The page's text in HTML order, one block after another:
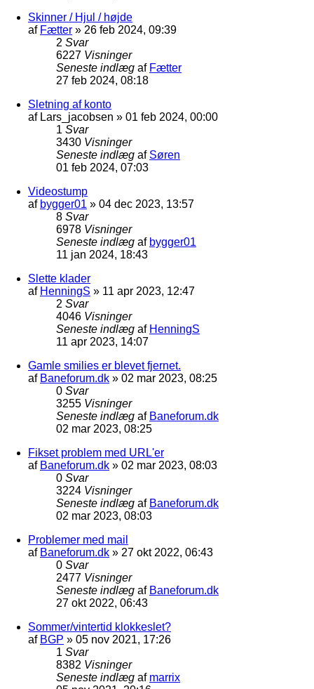
Skinner / Hjul / højde
af Fætter » 26 feb 2024, 09:39
2 Svar
6227 Visninger
Seneste indlæg af Fætter
27 feb 2024, 08:18
Sletning af konto
af Lars_jacobsen » 01 feb 2024, 00:00
1 Svar
3430 Visninger
Seneste indlæg af Søren
01 feb 2024, 07:03
Videostump
af bygger01 » 04 dec 2023, 13:57
8 Svar
6978 Visninger
Seneste indlæg af bygger01
11 jan 2024, 18:43
Slette klader
af HenningS » 11 apr 2023, 12:47
2 Svar
4046 Visninger
Seneste indlæg af HenningS
11 apr 2023, 14:07
Gamle smilies er blevet fjernet.
af Baneforum.dk » 02 mar 2023, 08:25
0 Svar
3255 Visninger
Seneste indlæg af Baneforum.dk
02 mar 2023, 08:25
Fikset problem med URL'er
af Baneforum.dk » 02 mar 2023, 08:03
0 Svar
3224 Visninger
Seneste indlæg af Baneforum.dk
02 mar 2023, 08:03
Problemer med mail
af Baneforum.dk » 27 okt 2022, 06:43
0 Svar
2477 Visninger
Seneste indlæg af Baneforum.dk
27 okt 2022, 06:43
Sommer/vintertid klokkeslet?
af BGP » 05 nov 2021, 17:26
1 Svar
8382 Visninger
Seneste indlæg af marrix